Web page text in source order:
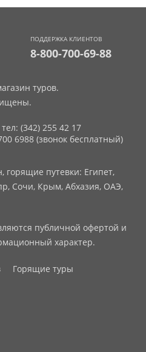
ПОДДЕРЖКА КЛИЕНТОВ
8-800-700-69-88
туров.
тел: (342) 255 42 17
6988 (звонок бесплатный)
горящие путевки: Египет,
Сочи, Крым, Абхазия, ОАЭ,
публичной офертой и
характер.
Горящие туры